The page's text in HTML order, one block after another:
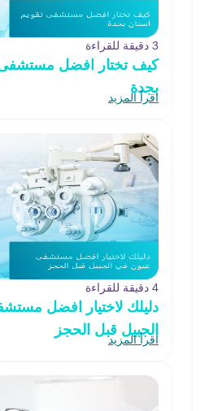
3 دقيقة للقراءة
كيف تختار افضل مستشفى
بجدة
اقرأ المزيد
4 دقيقة للقراءة
دليلك لاختيار افضل
الجبيل قبل الحجز
اقرأ المزيد